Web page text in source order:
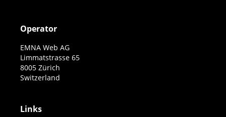
Operator
EMNA Web AG
Limmatstrasse 65
8005 Zürich
Switzerland
Links